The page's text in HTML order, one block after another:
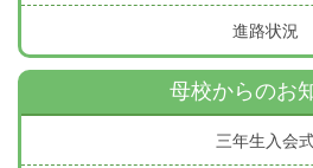
進路状況
母校からのお
三年生入会